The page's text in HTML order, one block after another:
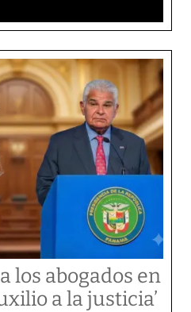
los abogados en
a la justicia’